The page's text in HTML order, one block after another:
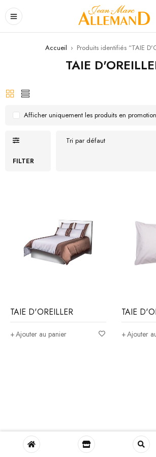
Accueil › Produits identifiés “TAIE
TAIE
FILTER
Tri par défaut
Afficher uniquement les produits en promotion
TAIE D'OREILLER
Ajouter au panier
TAIE
Ajouter